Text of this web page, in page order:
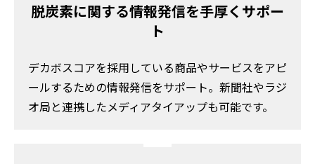
脱炭素に関する情報発信を手厚くサポー
ト
デカボスコアを採用している商品やサービスをアピ
ールするための情報発信をサポート。新聞社やラジ
オ局と連携したメディアタイアップも可能です。